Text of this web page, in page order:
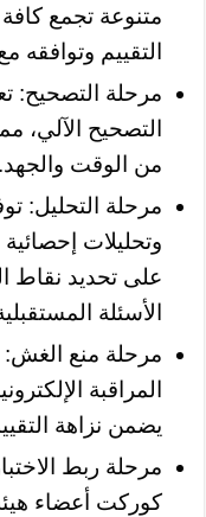
متنوعة تجمع
التقييم وتوافقه
مرحلة التصحيح:
التصحيح الآلي،
من الوقت والجهد.
مرحلة التحليل:
وتحليلات
على تحديد نقاط
الأسئلة
مرحلة منع
المراقبة
يضمن نزاهة
مرحلة ربط
كوركت أعضاء